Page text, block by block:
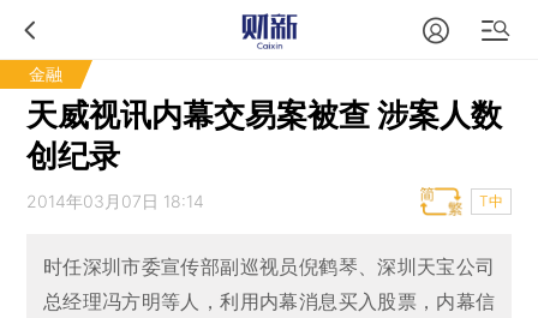
金融
天威视讯内幕交易案被查 涉案人数
创纪录
2014年03月07日 18:14 T中
时任深圳市委宣传部副巡视员倪鹤琴、深圳天宝公司
总经理冯方明等人，利用内幕消息买入股票，内幕信